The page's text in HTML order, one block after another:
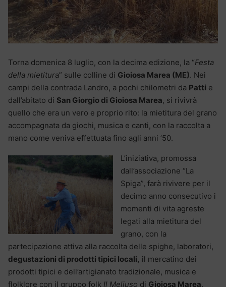
Torna domenica 8 luglio, con la decima edizione, la “Festa
della mietitura” sulle colline di Gioiosa Marea (ME). Nei
campi della contrada Landro, a pochi chilometri da Patti e
dall’abitato di San Giorgio di Gioiosa Marea, si rivivrà
quello che era un vero e proprio rito: la mietitura del grano
accompagnata da giochi, musica e canti, con la raccolta a
mano come veniva effettuata fino agli anni ’50.
L’iniziativa, promossa
dall’associazione “La
Spiga”, farà rivivere per il
decimo anno consecutivo i
momenti di vita agreste
legati alla mietitura del
grano, con la
partecipazione attiva alla raccolta delle spighe, laboratori,
degustazioni di prodotti tipici locali, il mercatino dei
prodotti tipici e dell’artigianato tradizionale, musica e
flolklore con il gruppo folk Il Meliuso di Gioiosa Marea.